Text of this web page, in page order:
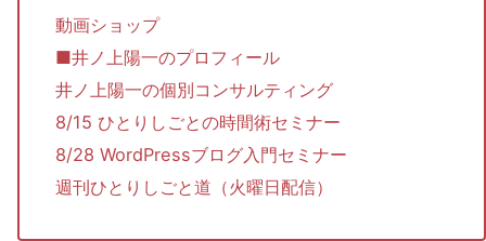
動画ショップ
■井ノ上陽一のプロフィール
井ノ上陽一の個別コンサルティング
8/15 ひとりしごとの時間術セミナー
8/28 WordPressブログ入門セミナー
週刊ひとりしごと道（火曜日配信）